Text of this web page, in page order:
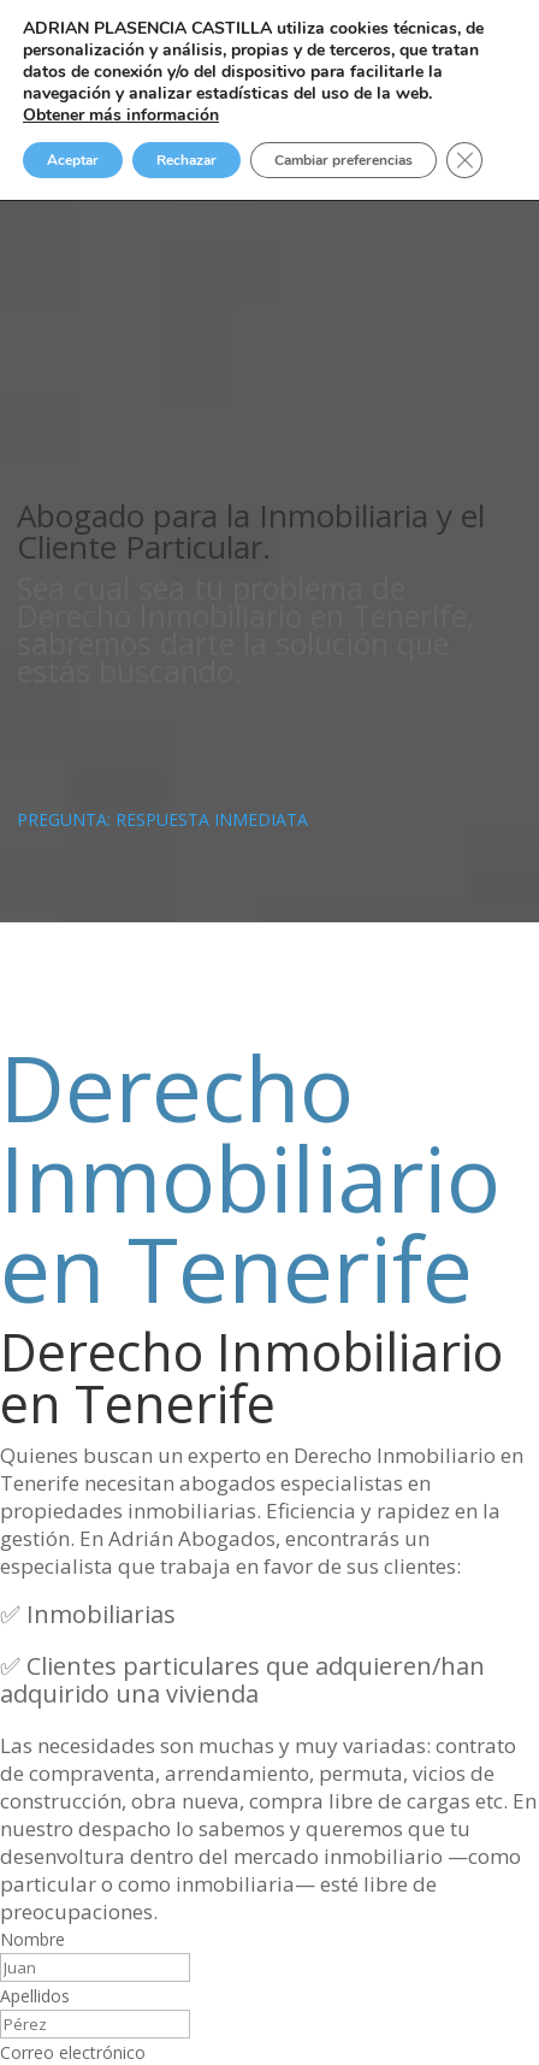
Abogado para la Inmobiliaria y el
Cliente Particular.
PREGUNTA: RESPUESTA INMEDIATA
Derecho
Inmobiliario
en Tenerife
Derecho Inmobiliario
en Tenerife
Quienes buscan un experto en Derecho Inmobiliario en
Tenerife necesitan abogados especialistas en
propiedades inmobiliarias. Eficiencia y rapidez en la
gestión. En Adrián Abogados, encontrarás un
especialista que trabaja en favor de sus clientes:
✅ Inmobiliarias
✅ Clientes particulares que adquieren/han
adquirido una vivienda
Las necesidades son muchas y muy variadas: contrato
de compraventa, arrendamiento, permuta, vicios de
construcción, obra nueva, compra libre de cargas etc. En
nuestro despacho lo sabemos y queremos que tu
desenvoltura dentro del mercado inmobiliario —como
particular o como inmobiliaria— esté libre de
preocupaciones.
Nombre
Apellidos
Correo electrónico
ADRIAN PLASENCIA CASTILLA utiliza cookies técnicas, de
personalización y análisis, propias y de terceros, que tratan
datos de conexión y/o del dispositivo para facilitarle la
navegación y analizar estadísticas del uso de la web.
Obtener más información
Aceptar Rechazar Cambiar preferencias Cerrar el